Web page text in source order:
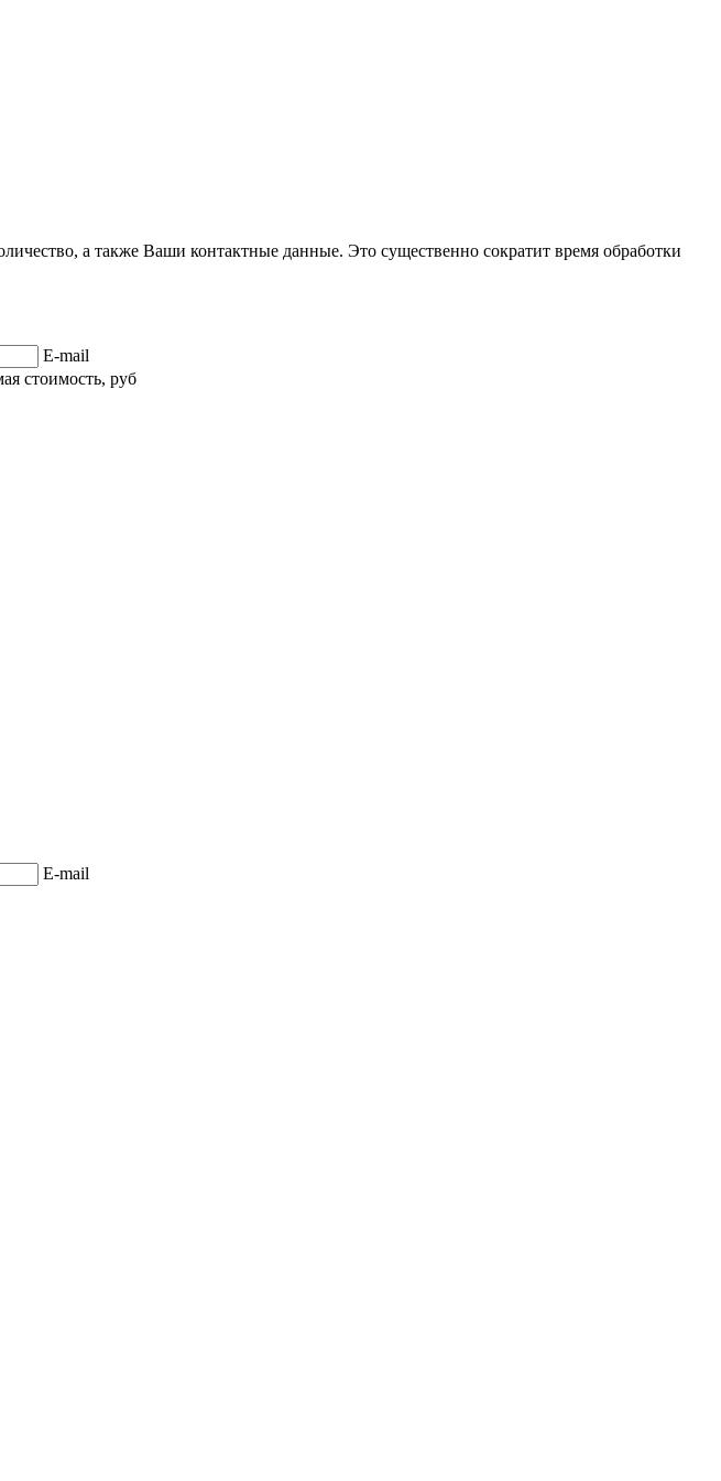
а также Ваши контактные данные. Это существенно сократит время обработки
E-mail
стоимость, руб
E-mail